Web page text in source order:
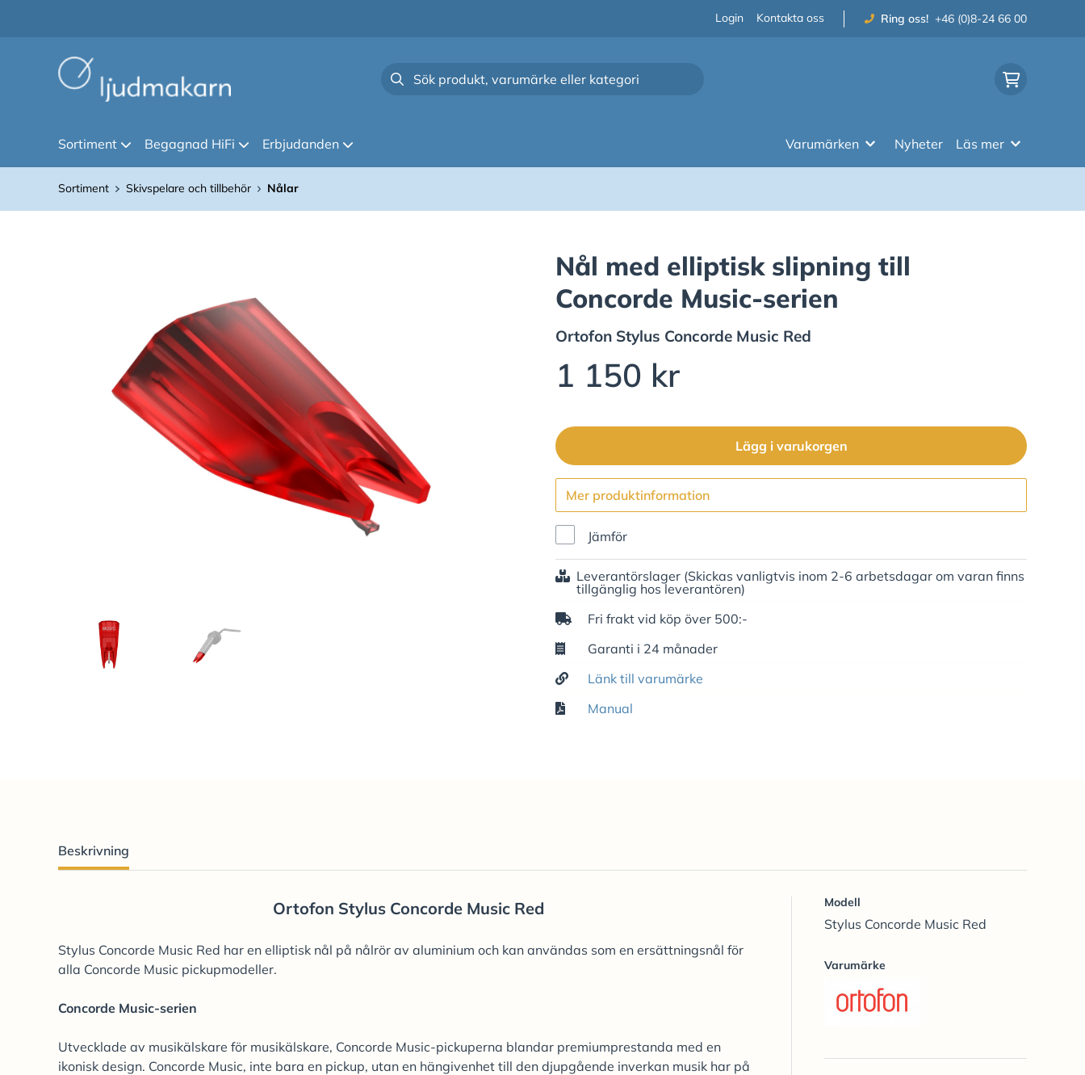
Login Kontakta oss Ring oss! +46 (0)8-24 66 00
Sortiment Begagnad HiFi Erbjudanden Varumärken Nyheter Läs mer
Sortiment Skivspelare och tillbehör Nålar
Nål med elliptisk slipning till
Concorde Music-serien
Ortofon Stylus Concorde Music Red
1 150 kr
Lägg i varukorgen
Mer produktinformation
Jämför
Leverantörslager (Skickas vanligtvis inom 2-6 arbetsdagar om varan finns
tillgänglig hos leverantören)
Fri frakt vid köp över 500:-
Garanti i 24 månader
Länk till varumärke
Manual
Beskrivning
Ortofon Stylus Concorde Music Red
Stylus Concorde Music Red har en elliptisk nål på nålrör av aluminium och kan användas som en ersättningsnål för
alla Concorde Music pickupmodeller.
Concorde Music-serien
Utvecklade av musikälskare för musikälskare, Concorde Music-pickuperna blandar premiumprestanda med en
ikonisk design. Concorde Music, inte bara en pickup, utan en hängivenhet till den djupgående inverkan musik har på
Modell
Stylus Concorde Music Red
Varumärke